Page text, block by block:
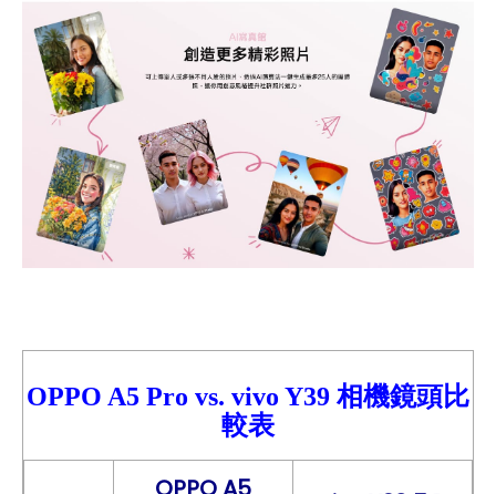
OPPO A5 Pro vs. vivo Y39 相機鏡頭比
較表